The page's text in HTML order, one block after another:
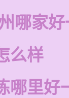
哪家
么样
哪里好